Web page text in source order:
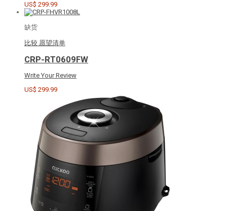
US$ 299.99
缺货
比较 愿望清单
CRP-RT0609FW
Write Your Review
US$ 299.99